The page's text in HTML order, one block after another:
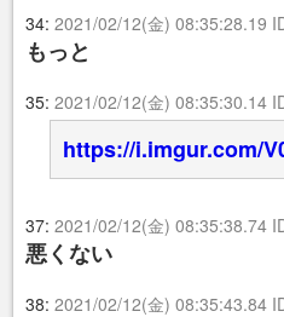
34: 2021/02/12(金) 08:35:28.19
もっと
35: 2021/02/12(金) 08:35:30.14
https://i.imgur.com/
37: 2021/02/12(金) 08:35:38.74
悪くない
38: 2021/02/12(金) 08:35:43.84